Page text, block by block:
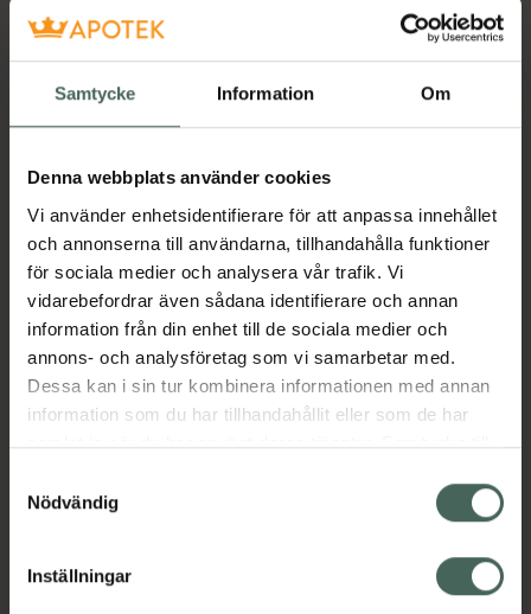
Samtycke Information Om
Denna webbplats använder cookies
Vi använder enhetsidentifierare för att anpassa innehållet
och annonserna till användarna, tillhandahålla funktioner
för sociala medier och analysera vår trafik. Vi
vidarebefordrar även sådana identifierare och annan
information från din enhet till de sociala medier och
annons- och analysföretag som vi samarbetar med.
Dessa kan i sin tur kombinera informationen med annan
information som du har tillhandahållit eller som de har
samlat in när du har använt deras tjänster. Samtycke till
återkalla ditt samtycke via webbplatsens
cookieinställningar. Ett återkallat samtycke påverkar inte
lagligheten av behandling som skett innan återkallelsen.
Nödvändig
Inställningar
Köp via ditt recept
Aktuella erbjudanden
Beskrivning Dölj
Läs alltid bipacksedeln innan
användning.
EAN:57128993821964
Bipacksedel från FASS Visa